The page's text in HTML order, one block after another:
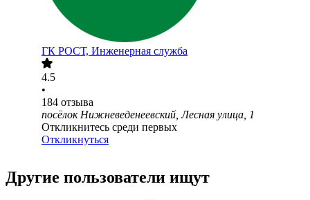
ГК РОСТ, Инженерная служба
4.5
•
184 отзыва
посёлок Нижневеденеевский, Лесная улица, 1
Откликнитесь среди первых
Откликнуться
Другие пользователи ищут